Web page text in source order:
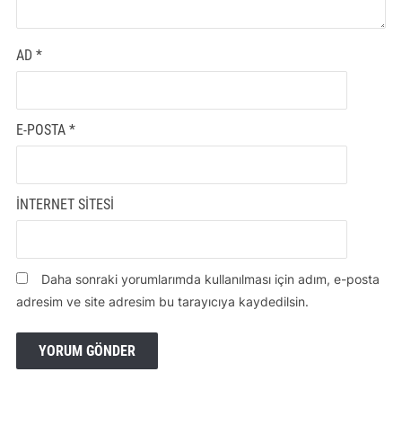
AD *
E-POSTA *
İNTERNET SITESI
Daha sonraki yorumlarımda kullanılması için adım, e-posta
adresim ve site adresim bu tarayıcıya kaydedilsin.